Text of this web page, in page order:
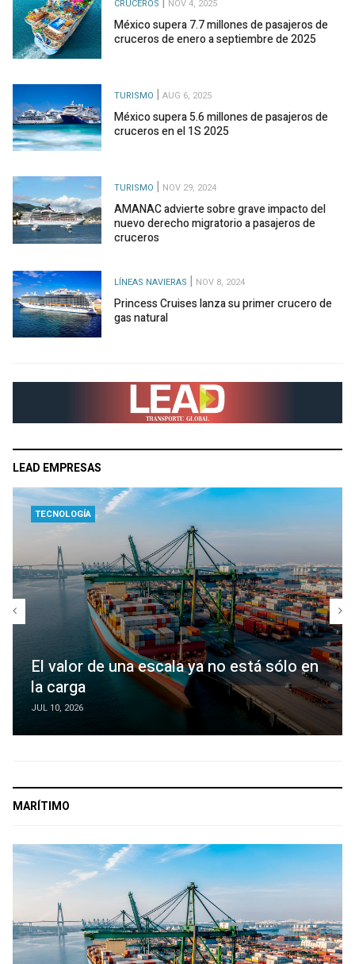
CRUCEROS NOV 4, 2025
México supera 7.7 millones de pasajeros de
cruceros de enero a septiembre de 2025
TURISMO AUG 6, 2025
México supera 5.6 millones de pasajeros de
cruceros en el 1S 2025
TURISMO NOV 29, 2024
AMANAC advierte sobre grave impacto del
nuevo derecho migratorio a pasajeros de
cruceros
LÍNEAS NAVIERAS NOV 8, 2024
Princess Cruises lanza su primer crucero de
gas natural
LEAD EMPRESAS
TECNOLOGÍA
El valor de una escala ya no está sólo en
la carga
JUL 10, 2026
MARÍTIMO